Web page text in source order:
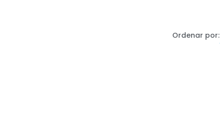
Ordenar por: